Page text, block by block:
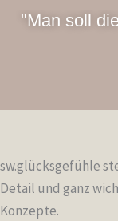
"Man soll
sw.glücksgefühle
Detail und ganz
Konzepte.